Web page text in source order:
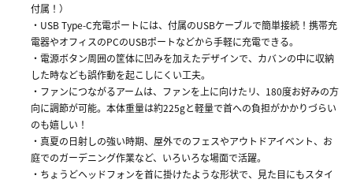
付属！）
・USB Type-C充電ポートには、付属のUSBケーブルで簡単接続！携帯充
電器やオフィスのPCのUSBポートなどから手軽に充電できる。
・電源ボタン周囲の筐体に凹みを加えたデザインで、カバンの中に収納
した時なども誤作動を起こしにくい工夫。
・ファンにつながるアームは、ファンを上に向けたリ、180度お好みの方
向に調節が可能。本体重量は約225gと軽量で首への負担がかかりづらい
のも嬉しい！
・真夏の日射しの強い時期、屋外でのフェスやアウトドアイベント、お
庭でのガーデニング作業など、いろいろな場面で活躍。
・ちょうどヘッドフォンを首に掛けたような形状で、見た目にもスタイ